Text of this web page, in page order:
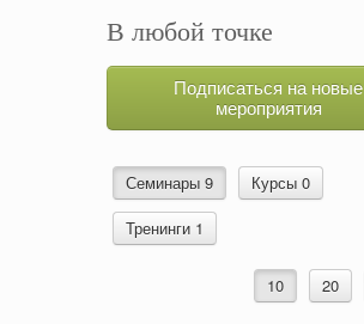
В любой точке
Подписаться на новые
мероприятия
Семинары 9
Курсы 0
Тренинги 1
10 20